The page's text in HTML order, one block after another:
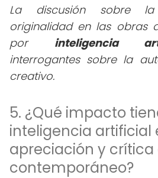
La discusión sobre
originalidad en las obras
por inteligencia
interrogantes sobre la
creativo.
5. ¿Qué impacto
inteligencia artificial
apreciación y crítica
contemporáneo?